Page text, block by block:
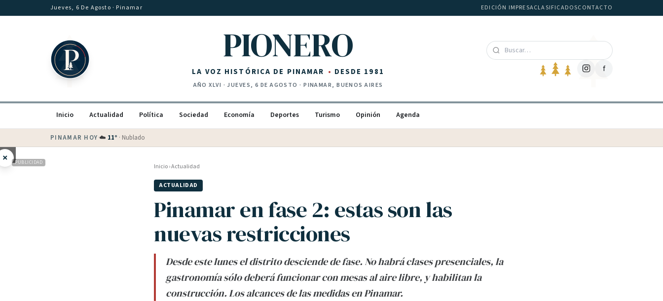
Saltar al contenidoJueves, 6 De Agosto · Pinamar EDICIÓN IMPRESACLASIFICADOSCONTACTO
PIONERO
LA VOZ HISTÓRICA DE PINAMAR DESDE 1981
AÑOXLVI ·JUEVES, 6 DE AGOSTO · PINAMAR, BUENOS AIRES
f
Inicio Actualidad Política Sociedad Economía Deportes Turismo Opinión Agenda
PINAMAR HOY·💵 Dólar blue$1540
× PUBLICIDAD Inicio›Actualidad
ACTUALIDAD
Pinamar en fase 2: estas son las
nuevas restricciones
Desde este lunes el distrito desciende de fase. No habrá clases presenciales, la
gastronomía sólo deberá funcionar con mesas al aire libre, y habilitan la
construcción. Los alcances de las medidas en Pinamar.